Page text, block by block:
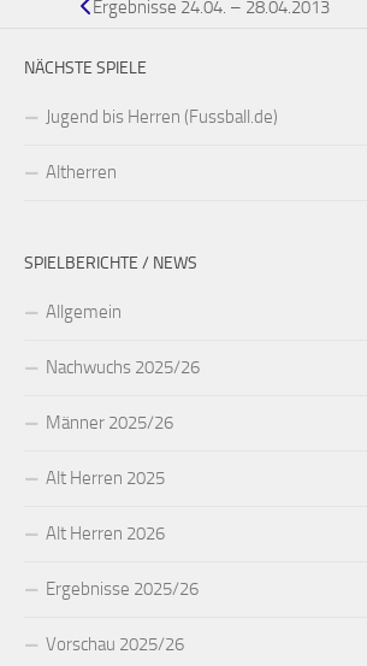
Ergebnisse 24.04. – 28.04.2013
NÄCHSTE SPIELE
Jugend bis Herren (Fussball.de)
Altherren
SPIELBERICHTE / NEWS
Allgemein
Nachwuchs 2025/26
Männer 2025/26
Alt Herren 2025
Alt Herren 2026
Ergebnisse 2025/26
Vorschau 2025/26